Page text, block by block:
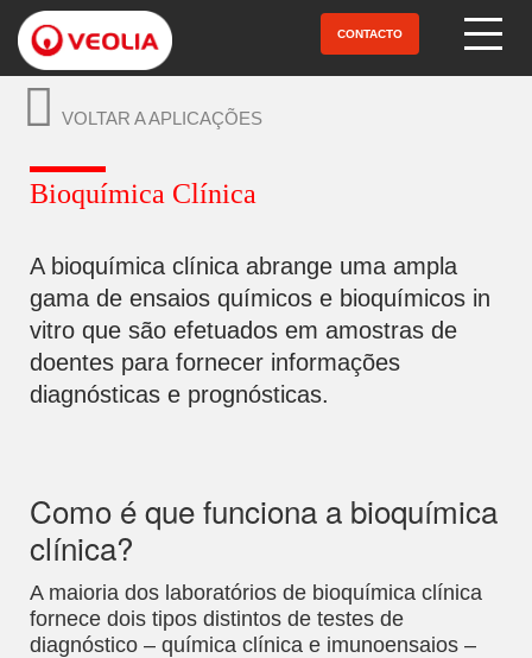
Pular
para
conteúdo
principal
CONTACTO
VOLTAR A APLICAÇÕES
Bioquímica Clínica
A bioquímica clínica abrange uma ampla
gama de ensaios químicos e bioquímicos in
vitro que são efetuados em amostras de
doentes para fornecer informações
diagnósticas e prognósticas.
Como é que funciona a bioquímica
clínica?
A maioria dos laboratórios de bioquímica clínica
fornece dois tipos distintos de testes de
diagnóstico – química clínica e imunoensaios –